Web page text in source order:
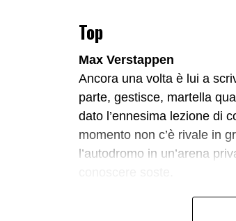
Top
Max Verstappen
Ancora una volta è lui a
parte, gestisce, martella
dato l’ennesima lezione di
momento non c’è rivale in
l’autodromo in un’arena